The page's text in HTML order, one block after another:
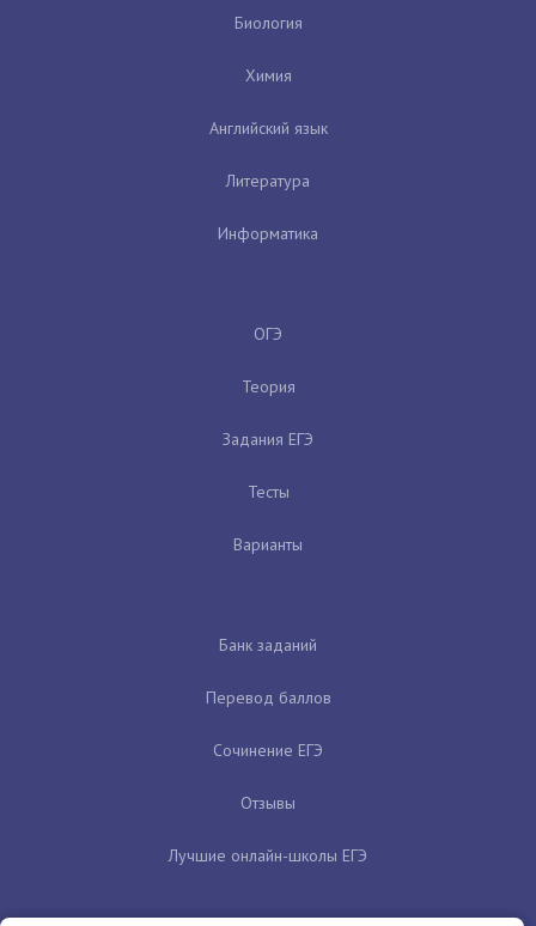
Биология
Химия
Английский язык
Литература
Информатика
ОГЭ
Теория
Задания ЕГЭ
Тесты
Варианты
Банк заданий
Перевод баллов
Сочинение ЕГЭ
Отзывы
Лучшие онлайн-школы ЕГЭ